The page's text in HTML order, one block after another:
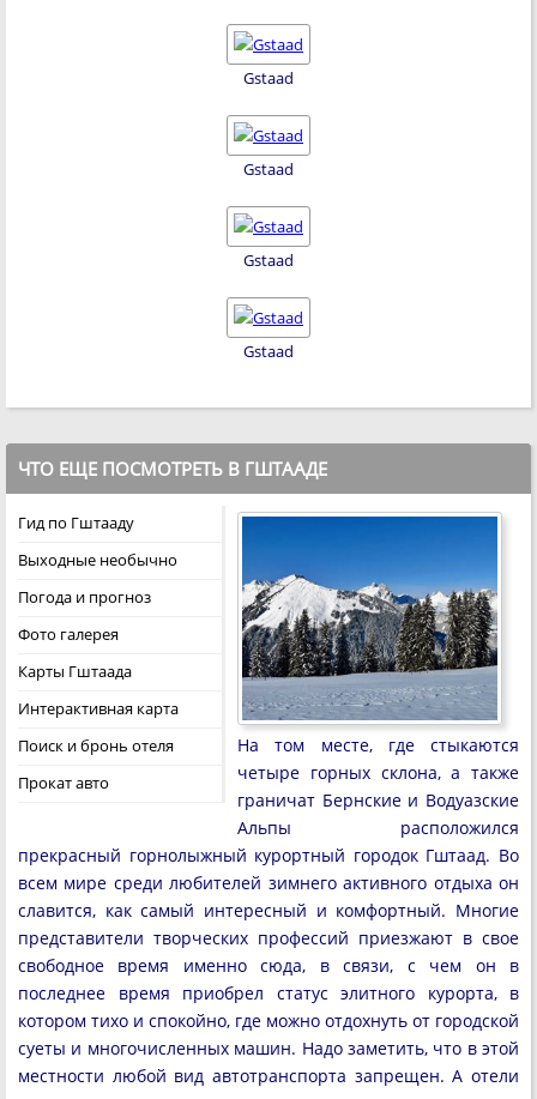
Gstaad
Gstaad
Gstaad
Gstaad
ЧТО ЕЩЕ ПОСМОТРЕТЬ В ГШТААДЕ
Гид по Гштааду
Выходные необычно
Погода и прогноз
Фото галерея
Карты Гштаада
Интерактивная карта
Поиск и бронь отеля
Прокат авто
На том месте, где стыкаются
четыре горных склона, а также
граничат Бернские и Водуазские
Альпы расположился
прекрасный горнолыжный курортный городок Гштаад. Во
всем мире среди любителей зимнего активного отдыха он
славится, как самый интересный и комфортный. Многие
представители творческих профессий приезжают в свое
свободное время именно сюда, в связи, с чем он в
последнее время приобрел статус элитного курорта, в
котором тихо и спокойно, где можно отдохнуть от городской
суеты и многочисленных машин. Надо заметить, что в этой
местности любой вид автотранспорта запрещен. А отели